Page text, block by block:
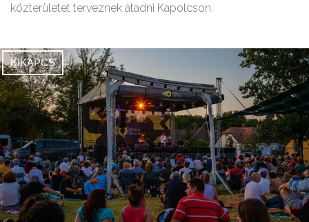
közterületet terveznek átadni Kapolcson.
KIKAPCS